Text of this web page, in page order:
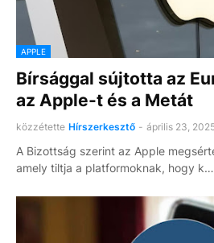
APPLE
Bírsággal sújtotta az
az Apple-t és a Metát
közzétette Hírszerkesztő - április 23,
A Bizottság szerint az Apple
amely tiltja a platformoknak, hogy k…